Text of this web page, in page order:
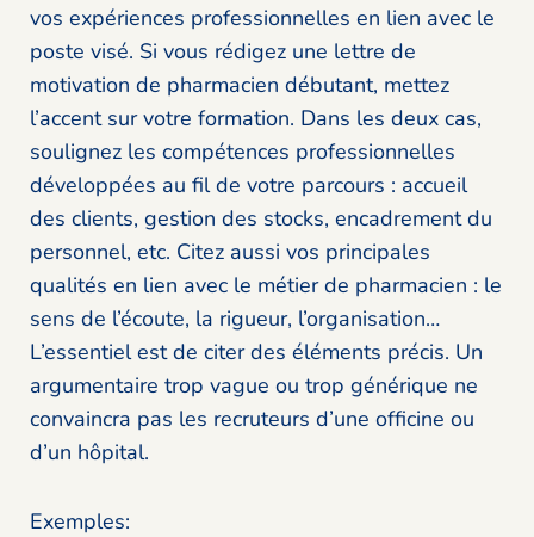
vos expériences professionnelles en lien avec le
poste visé. Si vous rédigez une lettre de
motivation de pharmacien débutant, mettez
l’accent sur votre formation. Dans les deux cas,
soulignez les compétences professionnelles
développées au fil de votre parcours : accueil
des clients, gestion des stocks, encadrement du
personnel, etc. Citez aussi vos principales
qualités en lien avec le métier de pharmacien : le
sens de l’écoute, la rigueur, l’organisation…
L’essentiel est de citer des éléments précis. Un
argumentaire trop vague ou trop générique ne
convaincra pas les recruteurs d’une officine ou
d’un hôpital.
Exemples: